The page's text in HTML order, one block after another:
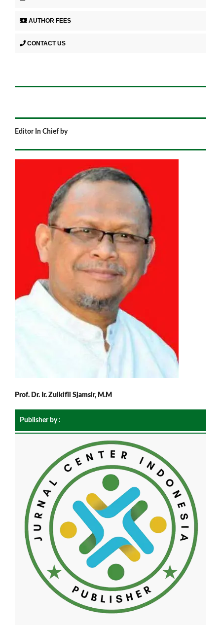
AUTHOR FEES
CONTACT US
Editor In Chief by
Prof. Dr. Ir. Zulkifli Sjamsir, M.M
Publisher by :